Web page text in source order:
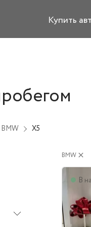
Купить
BMW X5
BMW close
В